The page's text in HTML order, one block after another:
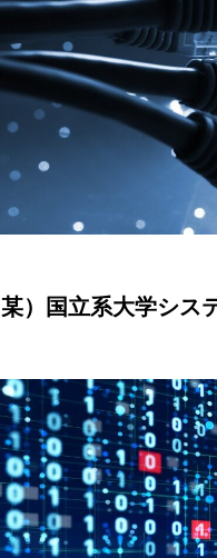
某）国立系大学シス